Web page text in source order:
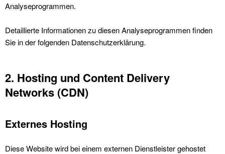
Analyseprogrammen.
Detaillierte Informationen zu diesen Analyseprogrammen finden
Sie in der folgenden Datenschutzerklärung.
2. Hosting und Content Delivery
Networks (CDN)
Externes Hosting
Diese Website wird bei einem externen Dienstleister gehostet